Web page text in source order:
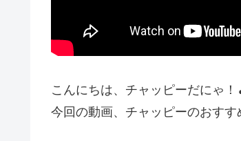
こんにちは、チャッピーだにゃ！
今回の動画、チャッピーのおす